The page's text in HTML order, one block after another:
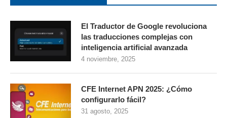
El Traductor de Google revoluciona
las traducciones complejas con
inteligencia artificial avanzada
4 noviembre, 2025
CFE Internet APN 2025: ¿Cómo
configurarlo fácil?
31 agosto, 2025